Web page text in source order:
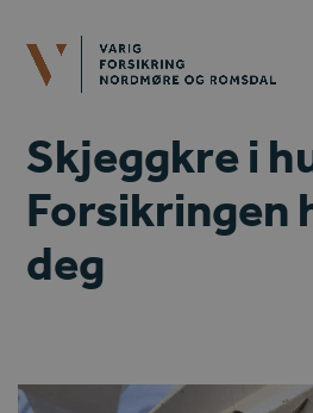
Skjeggkre i
Forsikringen
deg